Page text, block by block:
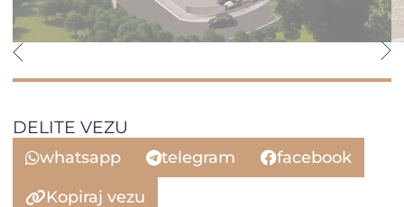
DELITE VEZU
whatsapp telegram
facebook
Kopiraj vezu